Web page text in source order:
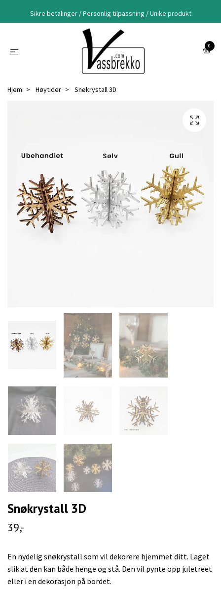
Sikre betalinger / Personlig tilpassning / Unike produkt
0
Hjem Høytider Snøkrystall 3D
Snøkrystall 3D
39,-
En nydelig snøkrystall som vil dekorere hjemmet ditt. Laget
slik at den kan både henge og stå. Den vil pynte opp juletreet
eller i en dekorasjon på bordet.